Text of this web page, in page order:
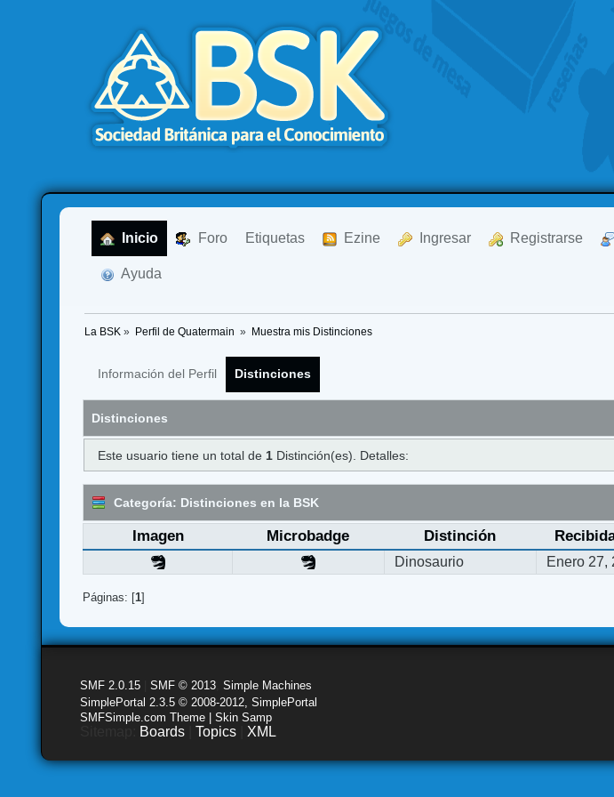
Inicio Foro Etiquetas Ezine Ingresar Registrarse
Ayuda
La BSK » Perfil de Quatermain » Muestra mis Distinciones
Información del Perfil Distinciones
Distinciones
Este usuario tiene un total de 1Distinción(es). Detalles:
Categoría: Distinciones en la BSK
Imagen Microbadge Distinción
Dinosaurio Enero 27,
Páginas: [1]
SMF 2.0.15 |SMF © 2013 ,Simple Machines
SimplePortal 2.3.5 © 2008-2012, SimplePortal
SMFSimple.com Theme | Skin Samp
Boards |Topics XML